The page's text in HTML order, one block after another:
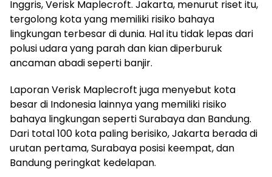
Inggris, Verisk Maplecroft. Jakarta, menurut riset itu,
tergolong kota yang memiliki risiko bahaya
lingkungan terbesar di dunia. Hal itu tidak lepas dari
polusi udara yang parah dan kian diperburuk
ancaman abadi seperti banjir.
Laporan Verisk Maplecroft juga menyebut kota
besar di Indonesia lainnya yang memiliki risiko
bahaya lingkungan seperti Surabaya dan Bandung.
Dari total 100 kota paling berisiko, Jakarta berada di
urutan pertama, Surabaya posisi keempat, dan
Bandung peringkat kedelapan.